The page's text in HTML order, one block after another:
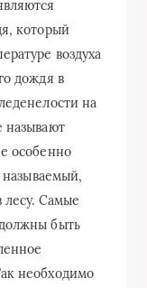
который
воздуха
дождя в
на
называют
особенно
называемый,
лесу. Самые
быть
необходимо